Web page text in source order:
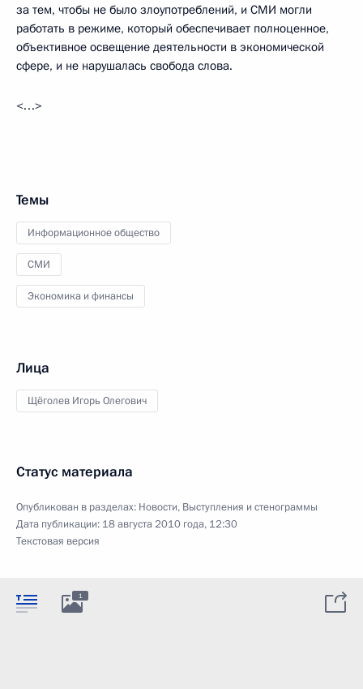
за тем, чтобы не было злоупотреблений, и СМИ могли
работать в режиме, который обеспечивает полноценное,
объективное освещение деятельности в экономической
сфере, и не нарушалась свобода слова.
<…>
Темы
Информационное общество
СМИ
Экономика и финансы
Лица
Щёголев Игорь Олегович
Статус материала
Опубликован в разделах: Новости, Выступления и стенограммы
Дата публикации: 18 августа 2010 года, 12:30
Текстовая версия
1